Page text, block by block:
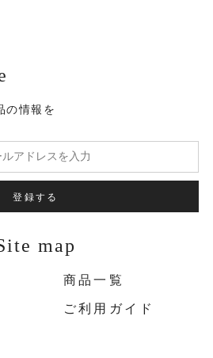
の情報を
登録する
map
商品一覧
ご利用ガイド